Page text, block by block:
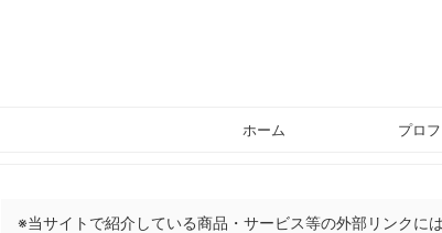
ホーム プロ
※当サイトで紹介している商品・サービス等の外部リンクに